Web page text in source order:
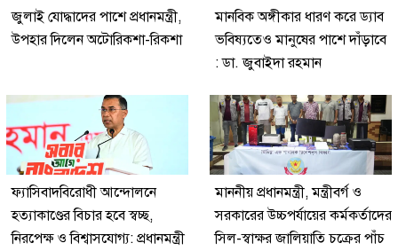
জুলাই যোদ্ধাদের পাশে প্রধানমন্ত্রী,
উপহার দিলেন অটোরিকশা-রিকশা
মানবিক অঙ্গীকার ধারণ করে ড্যাব
ভবিষ্যতেও মানুষের পাশে দাঁড়াবে
: ডা. জুবাইদা রহমান
ফ্যাসিবাদবিরোধী আন্দোলনে
হত্যাকাণ্ডের বিচার হবে স্বচ্ছ,
নিরপেক্ষ ও বিশ্বাসযোগ্য: প্রধানমন্ত্রী
মাননীয় প্রধানমন্ত্রী, মন্ত্রীবর্গ ও
সরকারের উচ্চপর্যায়ের কর্মকর্তাদের
সিল-স্বাক্ষর জালিয়াতি চক্রের পাঁচ